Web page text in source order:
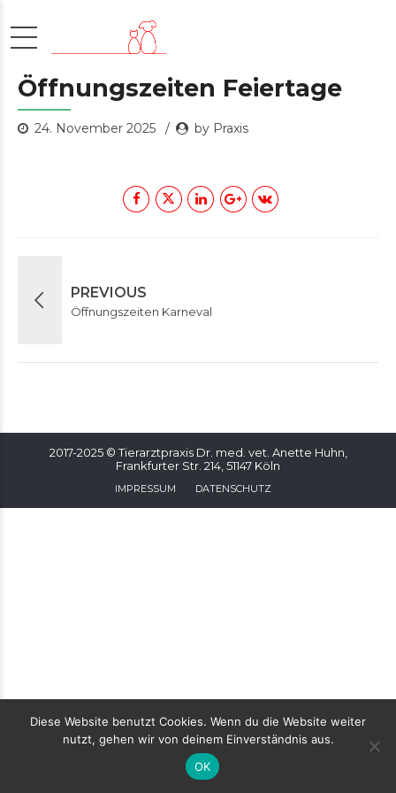
Öffnungszeiten Feiertage
24. November 2025 by Praxis
PREVIOUS
Öffnungszeiten Karneval
2017-2025 © Tierarztpraxis Dr. med. vet. Anette Huhn,
Frankfurter Str. 214, 51147 Köln
IMPRESSUM DATENSCHUTZ
Diese Website benutzt Cookies. Wenn du die Website weiter
nutzt, gehen wir von deinem Einverständnis aus.
OK